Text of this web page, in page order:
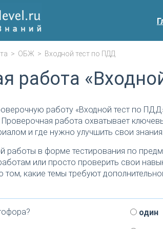
> ОБЖ > Входной тест по ПДД
работа
работу «Входной тест по
Проверочная работа охватывает
и где нужно улучшить свои знания.
работы в форме тестирования по
или просто проверить свои
какие темы требуют
один